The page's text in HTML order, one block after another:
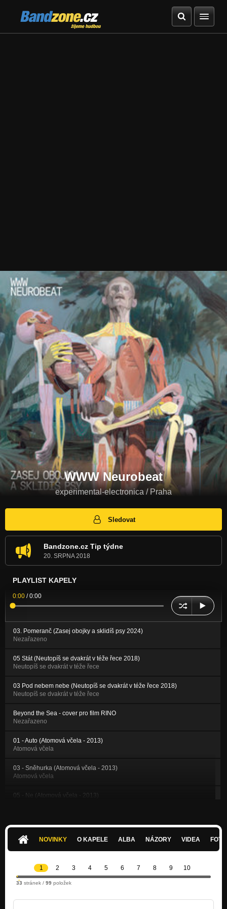
Bandzone.cz
žijeme hudbou
WWW Neurobeat
experimental-electronica / Praha
Sledovat
Bandzone.cz Tip týdne
20. SRPNA 2018
PLAYLIST KAPELY
0:00 /0:00
03. Pomeranč (Zasej obojky a sklidíš psy 2024)
Nezařazeno
05 Stát (Neutopíš se dvakrát v téže řece 2018)
Neutopíš se dvakrát v téže řece
03 Pod nebem nebe (Neutopíš se dvakrát v téže řece 2018)
Neutopíš se dvakrát v téže řece
Beyond the Sea - cover pro film RINO
Nezařazeno
01 - Auto (Atomová včela - 2013)
Atomová včela
03 - Sněhurka (Atomová včela - 2013)
Atomová včela
05 - Ne (Atomová včela - 2013)
06 - Máj (Atomová včela - 2013)
15 - Kleště (Atomová včela - 2013)
Atomová včela
NOVINKY O KAPELE ALBA NÁZORY VIDEA
1 2 3 4 5 6 7 8 9 10
33 stránek / 99 položek